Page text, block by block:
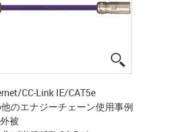
CC-Link IE/CAT5e
他のエナジーチェーン使用事例
被